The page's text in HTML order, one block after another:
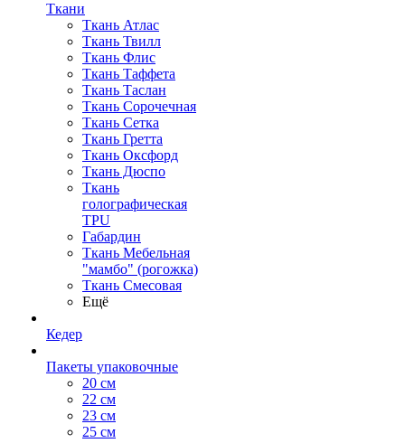
Ткани
Ткань Атлас
Ткань Твилл
Ткань Флис
Ткань Таффета
Ткань Таслан
Ткань Сорочечная
Ткань Сетка
Ткань Гретта
Ткань Оксфорд
Ткань Дюспо
Ткань
голографическая
TPU
Габардин
Ткань Мебельная
"мамбо" (рогожка)
Ткань Смесовая
Ещё
Кедер
Пакеты упаковочные
20 см
22 см
23 см
25 см